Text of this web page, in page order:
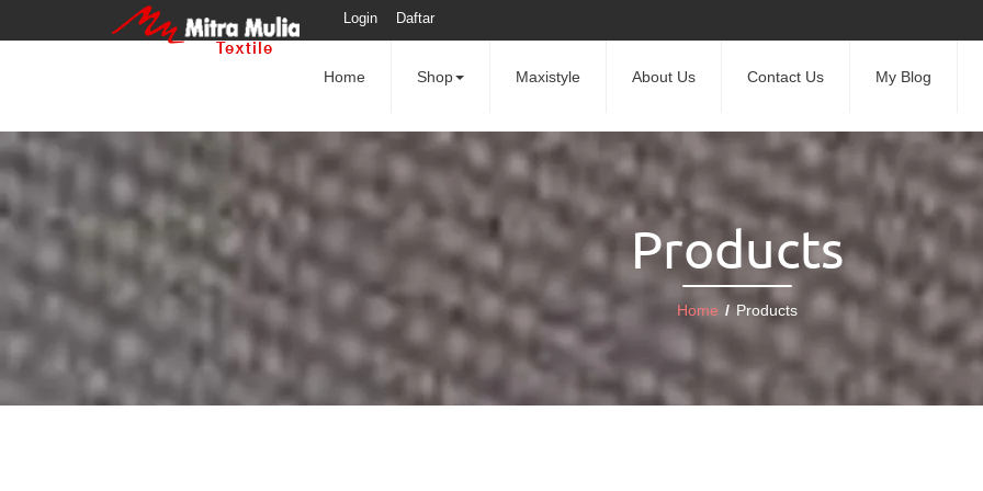
Login Daftar
Home Shop Maxistyle About Us Contact Us My Blog
Products
Home / Products